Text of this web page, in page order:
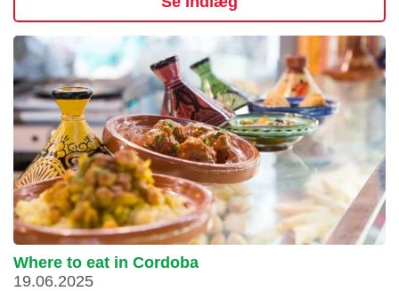
Where to eat in Cordoba
19.06.2025